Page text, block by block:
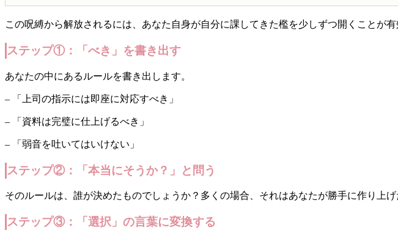
この呪縛から解放されるには、あなた自身が自分に課してきた檻を少しずつ開くことが
ステップ①：「べき」を書き出す
あなたの中にあるルールを書き出します。
– 「上司の指示には即座に対応すべき」
– 「資料は完璧に仕上げるべき」
– 「弱音を吐いてはいけない」
ステップ②：「本当にそうか？」と問う
そのルールは、誰が決めたものでしょうか？多くの場合、それはあなたが勝手に作り上
ステップ③：「選択」の言葉に変換する